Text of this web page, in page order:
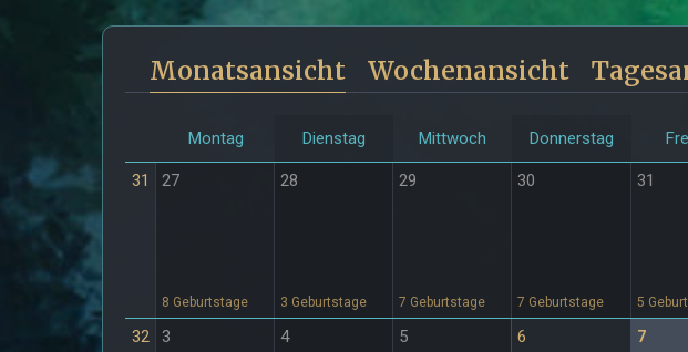
Monatsansicht Wochenansicht
Montag Dienstag Mittwoch Donnerstag
31 27
8 Geburtstage
28
3 Geburtstage
29
7 Geburtstage
30
7 Geburtstage
31
5
32 3 4 5 6 7